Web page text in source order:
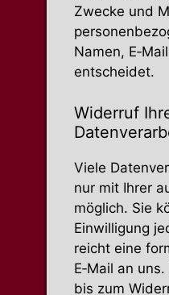
Zwecke und
Namen,
entscheidet.
Widerruf
Viele
nur mit Ihrer
möglich. Sie
Einwil­ligung
reicht eine
E‑Mail an
bis zum